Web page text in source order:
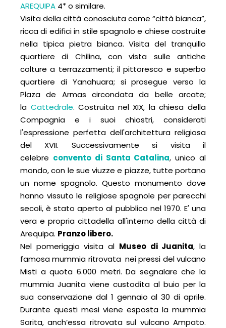
AREQUIPA 4* o similare.
Visita della città conosciuta come “città bianca”,
ricca di edifici in stile spagnolo e chiese costruite
nella tipica pietra bianca. Visita del tranquillo
quartiere di Chilina, con vista sulle antiche
colture a terrazzamenti; il pittoresco e superbo
quartiere di Yanahuara; si prosegue verso la
Plaza de Armas circondata da belle arcate;
la Cattedrale. Costruita nel XIX, la chiesa della
Compagnia e i suoi chiostri, considerati
l'espressione perfetta dell'architettura religiosa
del XVII. Successivamente si visita il
celebre convento di Santa Catalina, unico al
mondo, con le sue viuzze e piazze, tutte portano
un nome spagnolo. Questo monumento dove
hanno vissuto le religiose spagnole per parecchi
secoli, è stato aperto al pubblico nel 1970. E' una
vera e propria cittadella all'interno della città di
Arequipa. Pranzo libero.
Nel pomeriggio visita al Museo di Juanita, la
famosa mummia ritrovata nei pressi del vulcano
Misti a quota 6.000 metri. Da segnalare che la
mummia Juanita viene custodita al buio per la
sua conservazione dal 1 gennaio al 30 di aprile.
Durante questi mesi viene esposta la mummia
Sarita, anch’essa ritrovata sul vulcano Ampato.